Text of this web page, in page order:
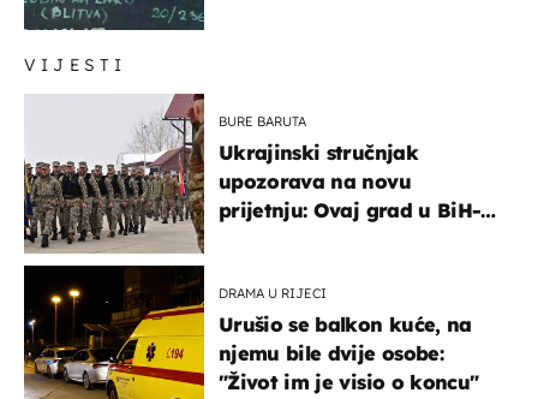
VIJESTI
BURE BARUTA
Ukrajinski stručnjak
upozorava na novu
prijetnju: Ovaj grad u BiH-u
DRAMA U RIJECI
Urušio se balkon kuće, na
njemu bile dvije osobe:
"Život im je visio o koncu"